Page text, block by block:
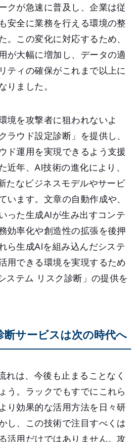
クが急速に普及し、企業は従
安全に業務を行える環境の整
。この変化に対応するため、
が大幅に増加し、データの適
ティの確保がこれまで以上に
りました。
境を攻撃者に狙われないよ
ラウド設定診断」を提供し、
ド運用を実現できるよう支援
近年、AI技術の進化により、
たなビジネスモデルやサービ
います。文章の自動作成や、
った生成AIが生み出すコンテ
効率化や創造性の拡張を後押
ら生成AIを組み込んだシステ
用できる環境を実現するため
ステム リスク診断」の提供を
サービスは次の時代へ
れは、今後も止まることなく
う。ラックでもすでにこれら
り効果的な活用方法を日々研
し、この技術で注目すべくは
活用だけではありません。攻